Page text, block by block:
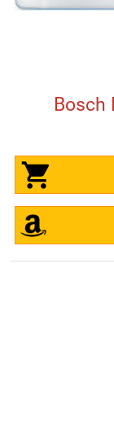
Bosch